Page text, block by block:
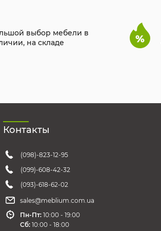
выбор мебели в
на складе
Контакты
(098)-823-12-95
(099)-608-42-32
(093)-618-62-02
sales@meblium.com.ua
Пн-Пт: 10:00 - 19:00
Cб: 10:00 - 18:00